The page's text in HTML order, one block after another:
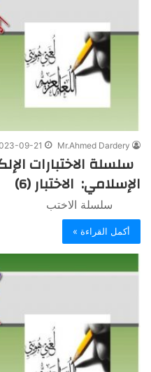
Mr.Ahmed Dardery
09-21
سلسلة الاختبارات
الإسلامي: الاختبار (6)
سلسلة الاختب
أكمل القراءة »